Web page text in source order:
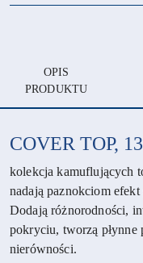
OPIS
PRODUKTU
COVER TOP,
kolekcja kamuflujących
nadają paznokciom
Dodają różnorodności,
pokryciu, tworzą płynne
nierówności.